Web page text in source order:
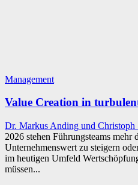
Management
Value Creation in
Dr. Markus Anding und Christoph
2026 stehen Führungsteams mehr
Unternehmenswert zu steigern
im heutigen Umfeld
müssen...